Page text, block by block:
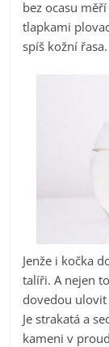
bez ocasu
tlapkami
spíš kožní řasa.
Jenže i kočka
talíři. A nejen
dovedou
Je strakatá a
kameni v